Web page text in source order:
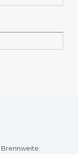
Brennweite: